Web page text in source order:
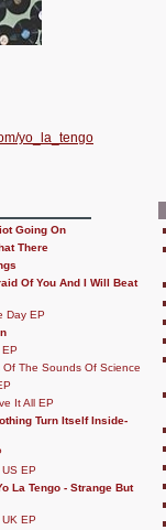
yo_la_tengo
Going On
There
Of You And I Will Beat
Day EP
EP
The Sounds Of Science
It All EP
Turn Itself Inside-
EP
La Tengo - Strange But
EP